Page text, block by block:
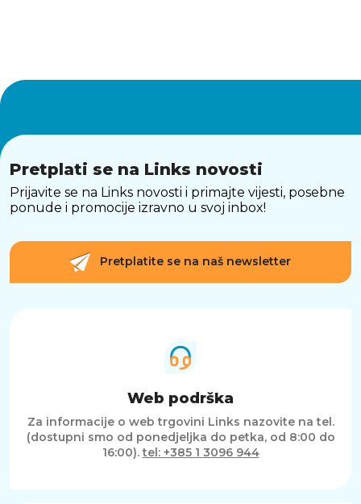
Pretplati se na Links novosti
Prijavite se na Links novosti i primajte vijesti, posebne
ponude i promocije izravno u svoj inbox!
Pretplatite se na naš newsletter
Web podrška
Za informacije o web trgovini Links nazovite na tel.
(dostupni smo od ponedjeljka do petka, od 8:00 do
16:00).tel: +385 1 3096 944